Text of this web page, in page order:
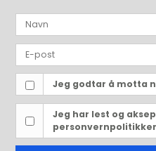
Jeg godtar å motta
Jeg har lest og